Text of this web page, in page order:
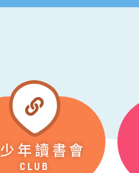
年讀書會
CLUB